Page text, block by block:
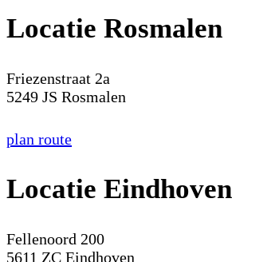
Locatie Rosmalen
Friezenstraat 2a
5249 JS Rosmalen
plan route
Locatie Eindhoven
Fellenoord 200
5611 ZC Eindhoven